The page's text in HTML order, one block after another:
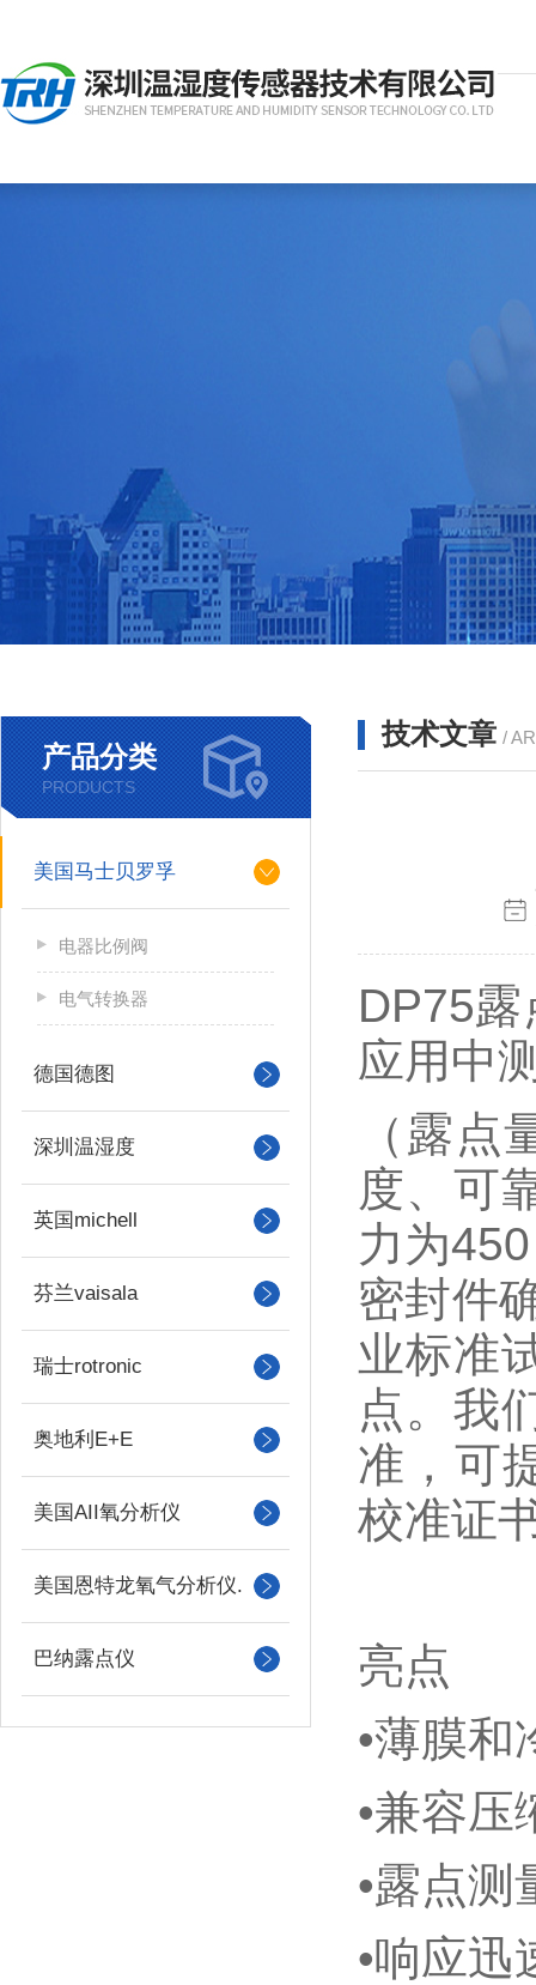
产品分类
PRODUCTS
美国马士贝罗孚
电器比例阀
电气转换器
德国德图
深圳温湿度
英国michell
芬兰vaisala
瑞士rotronic
奥地利E+E
美国AII氧分析仪
美国恩特龙氧气分析仪.
巴纳露点仪
技术文章 /
DP75
应用中
（露
度、可
力为
密封件
业标准
点。我
准，可
校准证
亮点
•薄膜和
•兼容
•露点
•响应迅